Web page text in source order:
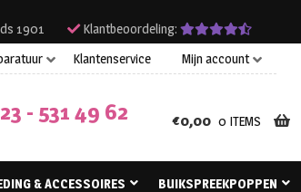
1901
Klantbeoordeling:
Klantenservice Mijn account
- 531 49 62 €0,00 0 ITEMS
& ACCESSOIRES
BUIKSPREEKPOPPEN